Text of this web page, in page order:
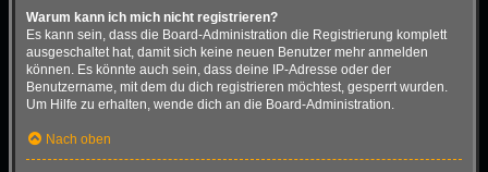
Warum kann ich mich nicht registrieren?
Es kann sein, dass die Board-Administration die Registrierung komplett
ausgeschaltet hat, damit sich keine neuen Benutzer mehr anmelden
können. Es könnte auch sein, dass deine IP-Adresse oder der
Benutzername, mit dem du dich registrieren möchtest, gesperrt wurden.
Um Hilfe zu erhalten, wende dich an die Board-Administration.
Nach oben